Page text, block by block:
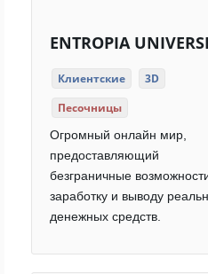
ENTROPIA
Клиентские
3D
Песочницы
Огромный онлайн мир,
предоставляющий
безграничные
заработку и выводу
денежных средств.